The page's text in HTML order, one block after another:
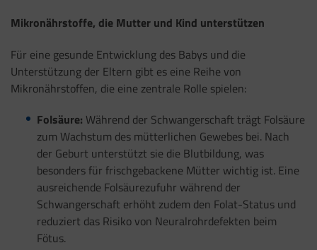
Mikronährstoffe, die Mutter und Kind unterstützen
Für eine gesunde Entwicklung des Babys und die
Unterstützung der Eltern gibt es eine Reihe von
Mikronährstoffen, die eine zentrale Rolle spielen:
Folsäure: Während der Schwangerschaft trägt Folsäure
zum Wachstum des mütterlichen Gewebes bei. Nach
der Geburt unterstützt sie die Blutbildung, was
besonders für frischgebackene Mütter wichtig ist. Eine
ausreichende Folsäurezufuhr während der
Schwangerschaft erhöht zudem den Folat-Status und
reduziert das Risiko von Neuralrohrdefekten beim
Fötus.